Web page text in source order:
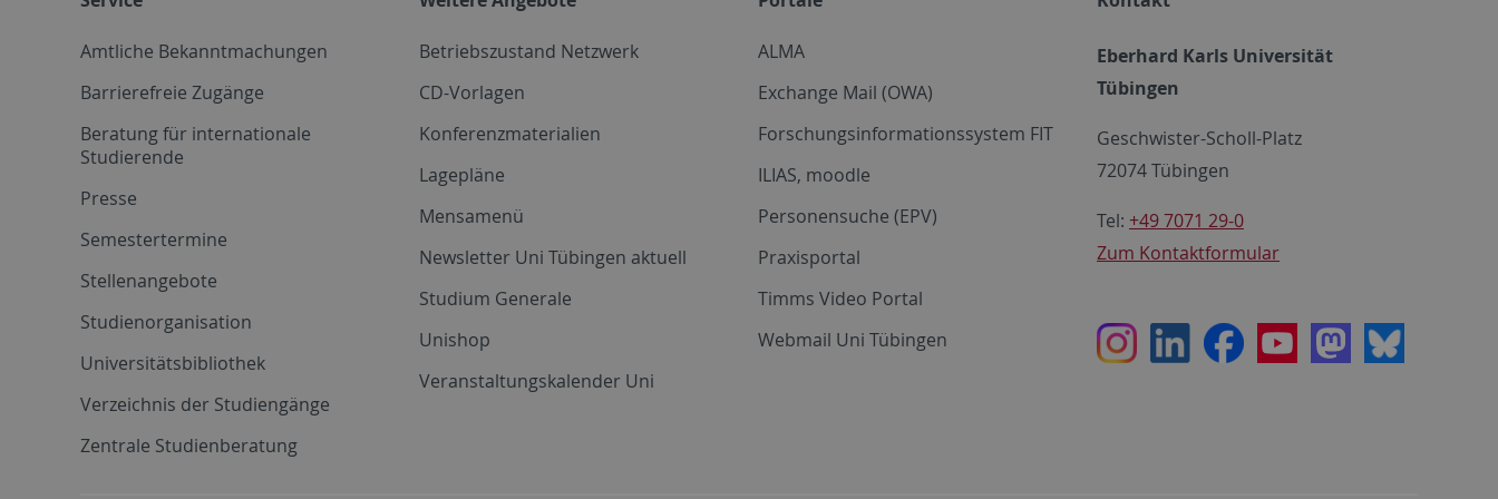
Amtliche Bekanntmachungen
Barrierefreie Zugänge
Beratung für internationale
Studierende
Presse
Semestertermine
Stellenangebote
Studienorganisation
Universitätsbibliothek
Verzeichnis der Studiengänge
Zentrale Studienberatung
Betriebszustand Netzwerk
CD-Vorlagen
Konferenzmaterialien
Lagepläne
Mensamenü
Newsletter Uni Tübingen aktuell
Studium Generale
Unishop
Veranstaltungskalender Uni
ALMA
Exchange Mail (OWA)
Forschungsinformationssystem FIT
ILIAS, moodle
Personensuche (EPV)
Praxisportal
Timms Video Portal
Webmail Uni Tübingen
Eberhard Karls Universität
Tübingen
Geschwister-Scholl-Platz
72074 Tübingen
Tel: +49 7071 29-0
Zum Kontaktformular
InstagramLinkedInFacebookYoutubeMastodon
Bluesky